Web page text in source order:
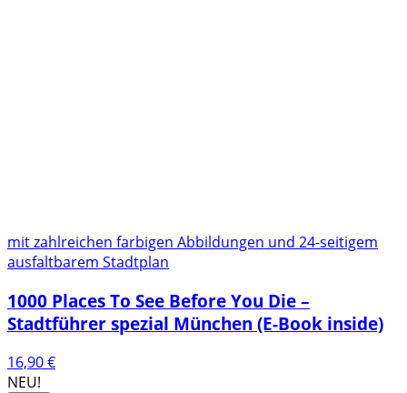
mit zahlreichen farbigen Abbildungen und 24-seitigem
ausfaltbarem Stadtplan
1000 Places To See Before You Die –
Stadtführer spezial München (E-Book inside)
16,90€
NEU!